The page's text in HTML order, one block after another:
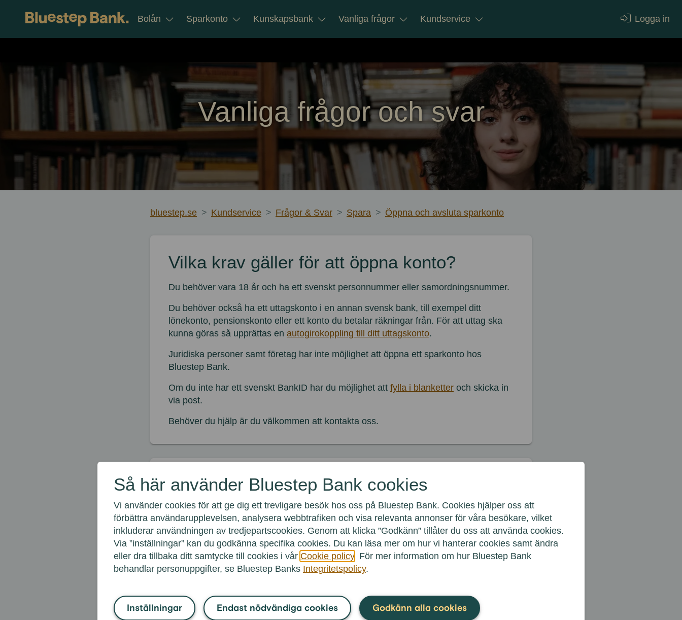
Så här använder Bluestep Bank cookies
Vi använder cookies för att ge dig ett trevligare besök hos oss på Bluestep Bank. Cookies hjälper oss att
förbättra användarupplevelsen, analysera webbtrafiken och visa relevanta annonser för våra besökare, vilket
inkluderar användningen av tredjepartscookies. Genom att klicka ”Godkänn” tillåter du oss att använda cookies.
Via ”inställningar” kan du godkänna specifika cookies. Du kan läsa mer om hur vi hanterar cookies samt ändra
eller dra tillbaka ditt samtycke till cookies i vår Cookie policy. För mer information om hur Bluestep Bank
behandlar personuppgifter, se Bluestep Banks Integritetspolicy.
Inställningar Endast nödvändiga cookies Godkänn alla cookies
Gå till innehållet
Bolån Sparkonto Kunskapsbank Vanliga frågor Kundservice Logga in
Vanliga frågor och svar
bluestep.se > Kundservice > Frågor & Svar > Spara > Öppna och avsluta sparkonto
Vilka krav gäller för att öppna konto?
Du behöver vara 18 år och ha ett svenskt personnummer eller samordningsnummer.
Du behöver också ha ett uttagskonto i en annan svensk bank, till exempel ditt
lönekonto, pensionskonto eller ett konto du betalar räkningar från. För att uttag ska
kunna göras så upprättas en autogirokoppling till ditt uttagskonto.
Juridiska personer samt företag har inte möjlighet att öppna ett sparkonto hos
Bluestep Bank.
Om du inte har ett svenskt BankID har du möjlighet att fylla i blanketter och skicka in
via post.
Behöver du hjälp är du välkommen att kontakta oss.
Vanligaste frågorna inomÖppna och avsluta
sparkonto:
Hur öppnar jag ett sparkonto?
Kan jag hantera sparkonton via telefon?
Kan jag öppna flera sparkonton av samma kontotyp?
Kan man öppna sparkonto för företag eller förening?
Se alla frågor